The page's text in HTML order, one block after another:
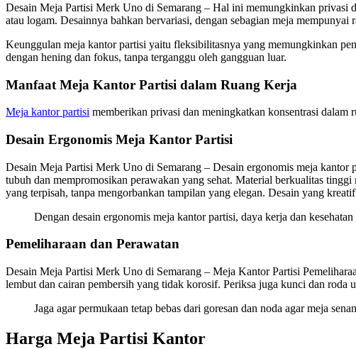
Desain Meja Partisi Merk Uno di Semarang – Hal ini memungkinkan privasi
atau logam. Desainnya bahkan bervariasi, dengan sebagian meja
Keunggulan meja kantor partisi yaitu fleksibilitasnya yang memungkinkan
dengan hening dan fokus, tanpa terganggu oleh gangguan luar.
Manfaat Meja Kantor Partisi dalam Ruang Kerja
Meja kantor partisi memberikan privasi dan meningkatkan konsentrasi dalam
Desain Ergonomis Meja Kantor Partisi
Desain Meja Partisi Merk Uno di Semarang – Desain ergonomis meja kantor
tubuh dan mempromosikan perawakan yang sehat. Material berkualitas
yang terpisah, tanpa mengorbankan tampilan yang elegan. Desain yang
Dengan desain ergonomis meja kantor partisi, daya kerja dan
Pemeliharaan dan Perawatan
Desain Meja Partisi Merk Uno di Semarang – Meja Kantor Partisi
lembut dan cairan pembersih yang tidak korosif. Periksa juga kunci dan roda
Jaga agar permukaan tetap bebas dari goresan dan noda agar meja
Harga Meja Partisi Kantor